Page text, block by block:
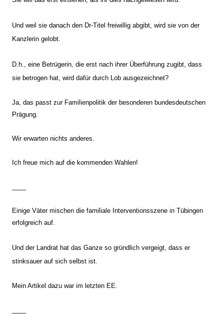
Und weil sie danach den Dr-Titel freiwillig abgibt, wird sie von der
Kanzlerin gelobt.
D.h., eine Betrügerin, die erst nach ihrer Überführung zugibt, dass
sie betrogen hat, wird dafür durch Lob ausgezeichnet?
Ja, das passt zur Familienpolitik der besonderen bundesdeutschen
Prägung.
Wir erwarten nichts anderes.
Ich freue mich auf die kommenden Wahlen!
Einige Väter mischen die familiale Interventionsszene in Tübingen
erfolgreich auf.
Und der Landrat hat das Ganze so gründlich vergeigt, dass er
stinksauer auf sich selbst ist.
Mein Artikel dazu war im letzten EE.